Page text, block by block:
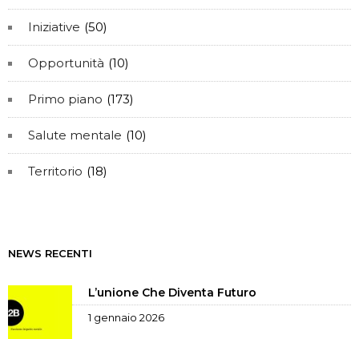
Iniziative (50)
Opportunità (10)
Primo piano (173)
Salute mentale (10)
Territorio (18)
NEWS RECENTI
L’unione Che Diventa Futuro
1 gennaio 2026